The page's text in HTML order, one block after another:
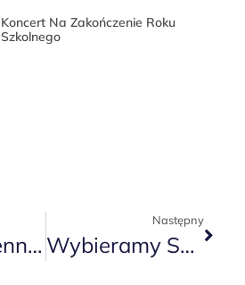
Koncert Na Zakończenie Roku
Szkolnego
Nasze Uczennice Zdobyły Wicemistrzostwo Wielkopolski !!!
Następny
Wybieramy Sportowy Talent Roku 2015 !